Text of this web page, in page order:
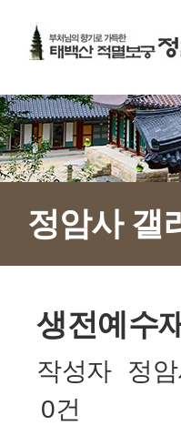
정암사 갤
생전예수
작성자 정
0건